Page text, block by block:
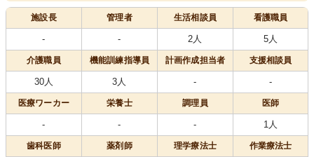
施設長 管理者 生活相談員 看護職員
- - 2人 5人
介護職員 機能訓練指導員 計画作成担当者 支援相談員
30人 3人 - -
医療ワーカー 栄養士 調理員 医師
- - - 1人
歯科医師 薬剤師 理学療法士 作業療法士